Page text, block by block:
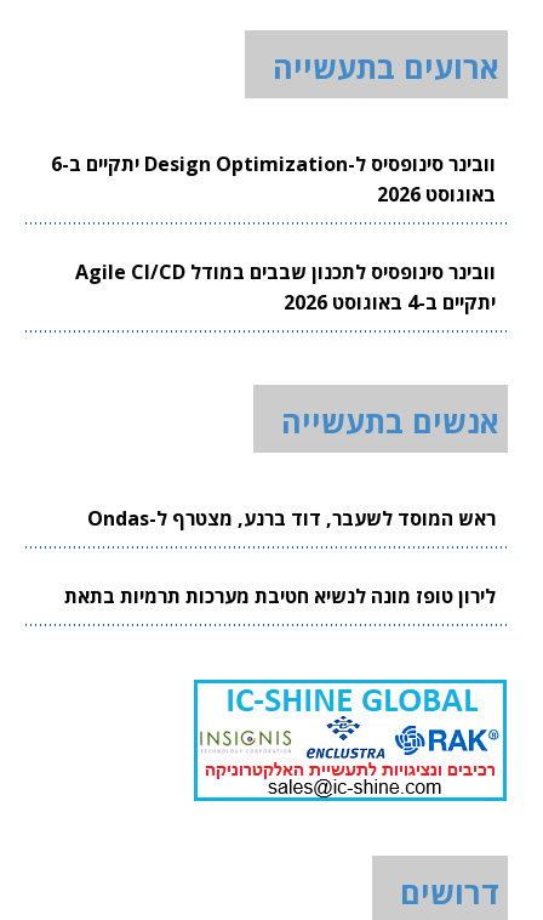
ארועים בתעשייה
וובינר סינופסיס ל-Design Optimization יתקיים ב-6
באוגוסט 2026
וובינר סינופסיס לתכנון שבבים במודל Agile CI/CD
יתקיים ב-4 באוגוסט 2026
אנשים בתעשייה
ראש המוסד לשעבר, דוד ברנע, מצטרף ל-Ondas
לירון טופז מונה לנשיא חטיבת מערכות תרמיות בתאת
דרושים